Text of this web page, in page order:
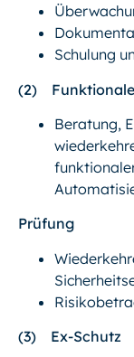
Schulung
(2)
Beratung,
Prüfung
(3) Ex-Schutz